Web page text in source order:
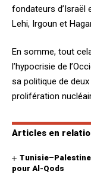
fondateurs
Lehi, Irgoun et
En somme, tout
l’hypocrisie de
sa politique de
prolifération
Articles en
Tunisie–Palestine
pour Al-Qods